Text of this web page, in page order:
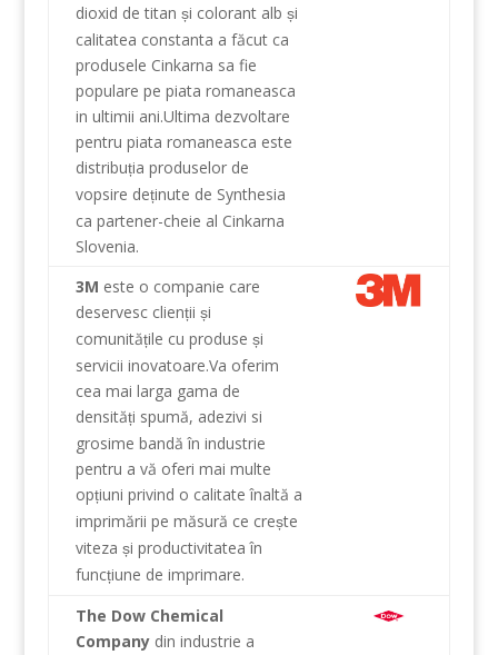
dioxid de titan și colorant alb și
calitatea constanta a făcut ca
produsele Cinkarna sa fie
populare pe piata romaneasca
in ultimii ani.Ultima dezvoltare
pentru piata romaneasca este
distribuția produselor de
vopsire deținute de Synthesia
ca partener-cheie al Cinkarna
Slovenia.
3M este o companie care
deservesc clienții și
comunitățile cu produse și
servicii inovatoare.Va oferim
cea mai larga gama de
densități spumă, adezivi si
grosime bandă în industrie
pentru a vă oferi mai multe
opțiuni privind o calitate înaltă a
imprimării pe măsură ce crește
viteza și productivitatea în
funcțiune de imprimare.
The Dow Chemical
Company din industrie a